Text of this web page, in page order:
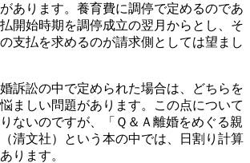
あります。養育費に調停で定めるのであ
開始時期を調停成立の翌月からとし、そ
支払を求めるのが請求側としては望まし
訴訟の中で定められた場合は、どちらを
ましい問題があります。この点について
ないのですが、「Ｑ＆Ａ離婚をめぐる親
清文社）という本の中では、日割り計算
ります。